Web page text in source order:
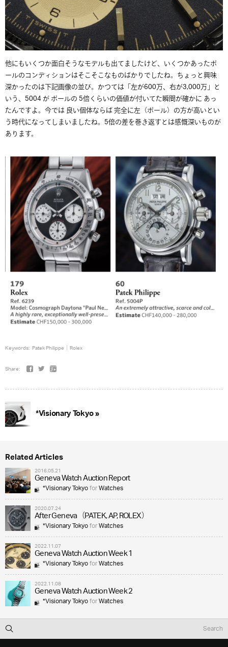
他にもいくつか面白そうなモデルも出てましたけど、いくつかあったポ
ールのコンディションはそこそこなものばかりでしたね。ちょっと興味
深かったのは下記画像の並び。かつては「左が600万、右が3,000万」と
いう、5004 が ポールの 5倍くらいの価値が付いてた瞬間が確かに あっ
たんですよ。今では 良い個体ならば 完全に左（ポール）の方が高いとい
う時代になってしまいましたね。5倍の差を巻き返すとは感慨深いものが
あります。
Keywords: Patek Philippe Rolex
Share:
*Visionary Tokyo »
Related Articles
2016.05.21
Geneva Watch Auction Report
*Visionary TokyoforWatches
2020.07.24
After Geneva（PATEK, AP, ROLEX）
*Visionary TokyoforWatches
2022.11.07
Geneva Watch Auction Week 1
*Visionary TokyoforWatches
2022.11.08
Geneva Watch Auction Week 2
*Visionary TokyoforWatches